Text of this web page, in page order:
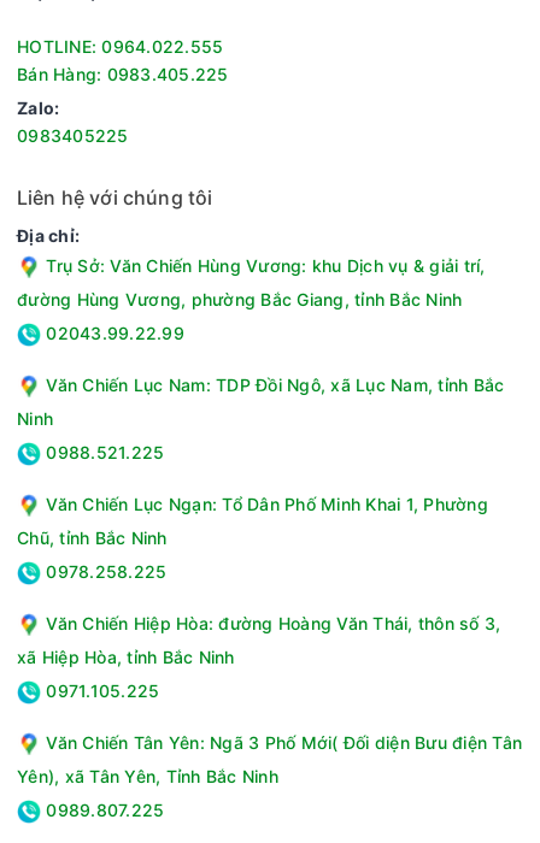
hiệu để bạn có thể lấy thực phẩm nóng hổi ra sử dụng ngay
hoặc thực hiện các bước tiếp theo.
sự lựa chọn tuyệt vời cho những ai đang cần tìm kiếm một
thiết bị gia dụng hiện đại, tiện lợi và an toàn, không mất nhiều
công đoạn nấu nướng.
Loại lò:Không có nướng
Dung tích:23 L
Công suất:900 W
Chức năng:chính Rã đông, hâm, nấu
Bảng điều khiển:Cơ
Chất liệu khoang lò:Khoang lò thép phủ sơn chống dính
Trọng lượng;11.5 kg
HOTLINE: 0964.022.555
Bán Hàng: 0983.405.225
Zalo:
0983405225
Liên hệ với chúng tôi
Địa chỉ:
Trụ Sở: Văn Chiến Hùng Vương: khu Dịch vụ & giải trí,
đường Hùng Vương, phường Bắc Giang, tỉnh Bắc Ninh
02043.99.22.99
Văn Chiến Lục Nam: TDP Đồi Ngô, xã Lục Nam, tỉnh Bắc
Ninh
0988.521.225
Văn Chiến Lục Ngạn: Tổ Dân Phố Minh Khai 1, Phường
Chũ, tỉnh Bắc Ninh
0978.258.225
Văn Chiến Hiệp Hòa: đường Hoàng Văn Thái, thôn số 3,
xã Hiệp Hòa, tỉnh Bắc Ninh
0971.105.225
Văn Chiến Tân Yên: Ngã 3 Phố Mới( Đối diện Bưu điện Tân
Yên), xã Tân Yên, Tỉnh Bắc Ninh
0989.807.225